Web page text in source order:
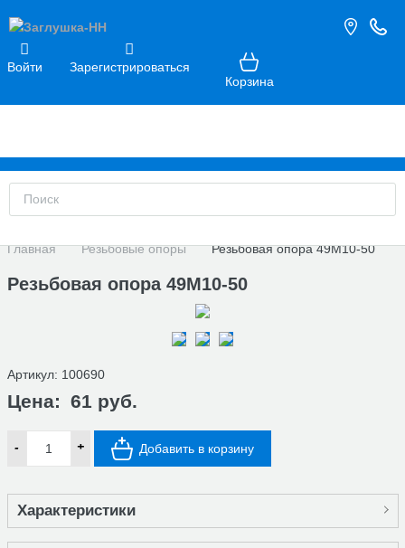
Войти
Зарегистрироваться
Корзина
Главная Резьбовые опоры Резьбовая опора 49М10-50
Резьбовая опора 49М10-50
Артикул: 100690
Цена: 61 руб.
- + Добавить в корзину
Характеристики